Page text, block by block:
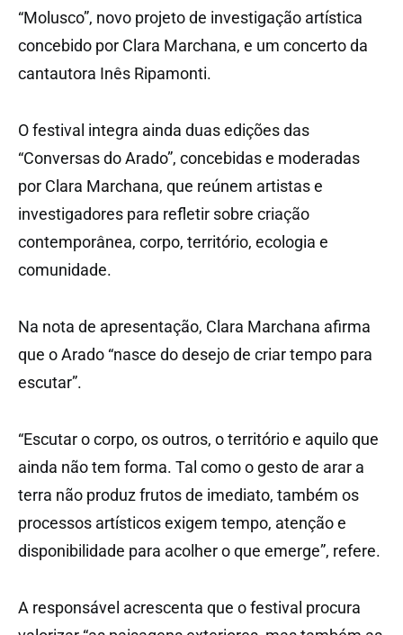
“Molusco”, novo projeto de investigação artística
concebido por Clara Marchana, e um concerto da
cantautora Inês Ripamonti.
O festival integra ainda duas edições das
“Conversas do Arado”, concebidas e moderadas
por Clara Marchana, que reúnem artistas e
investigadores para refletir sobre criação
contemporânea, corpo, território, ecologia e
comunidade.
Na nota de apresentação, Clara Marchana afirma
que o Arado “nasce do desejo de criar tempo para
escutar”.
“Escutar o corpo, os outros, o território e aquilo que
ainda não tem forma. Tal como o gesto de arar a
terra não produz frutos de imediato, também os
processos artísticos exigem tempo, atenção e
disponibilidade para acolher o que emerge”, refere.
A responsável acrescenta que o festival procura